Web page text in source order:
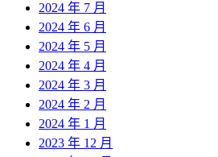
2024 年 7 月
2024 年 6 月
2024 年 5 月
2024 年 4 月
2024 年 3 月
2024 年 2 月
2024 年 1 月
2023 年 12 月